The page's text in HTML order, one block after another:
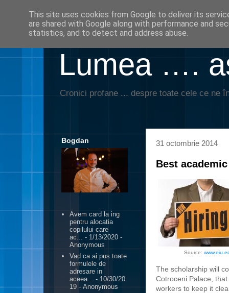
Lumea ….
Cronici profane ... despre toate cele ce ne
31 octombrie 2014
Best
Source:
The scholarship will
Cotroceni Palace,
workers to keep it
Bogdan
Avem card la ing
pentru alocatia
copilului care
ac... - 1/13/2020 -
Anonymous
Vad ca ai pus toate
formulele de
adresare in
aceea...
- 10/30/20
19 - Anonymous
This site uses cookies from Google to deliver its
are shared with Google along with performance and
statistics, and to detect and address abuse.